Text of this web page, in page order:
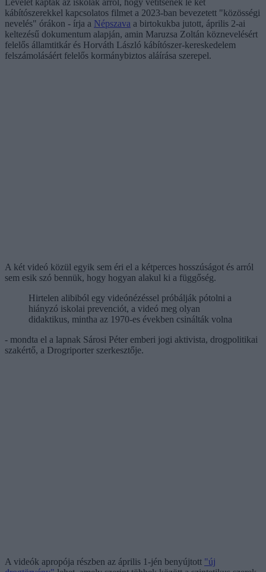
kábítószerekkel kapcsolatos filmet a 2023-ban bevezetett "közösségi
nevelés" órákon - írja a Népszava a birtokukba jutott, április 2-ai
keltezésű dokumentum alapján, amin Maruzsa Zoltán köznevelésért
felelős államtitkár és Horváth László kábítószer-kereskedelem
felszámolásáért felelős kormánybiztos aláírása szerepel.
A két videó közül egyik sem éri el a kétperces hosszúságot és arról
sem esik szó bennük, hogy hogyan alakul ki a függőség.
Hirtelen alibiból egy videónézéssel próbálják pótolni a
hiányzó iskolai prevenciót, a videó meg olyan
didaktikus, mintha az 1970-es években csinálták volna
- mondta el a lapnak Sárosi Péter emberi jogi aktivista, drogpolitikai
szakértő, a Drogriporter szerkesztője.
A videók apropója részben az április 1-jén benyújtott "új